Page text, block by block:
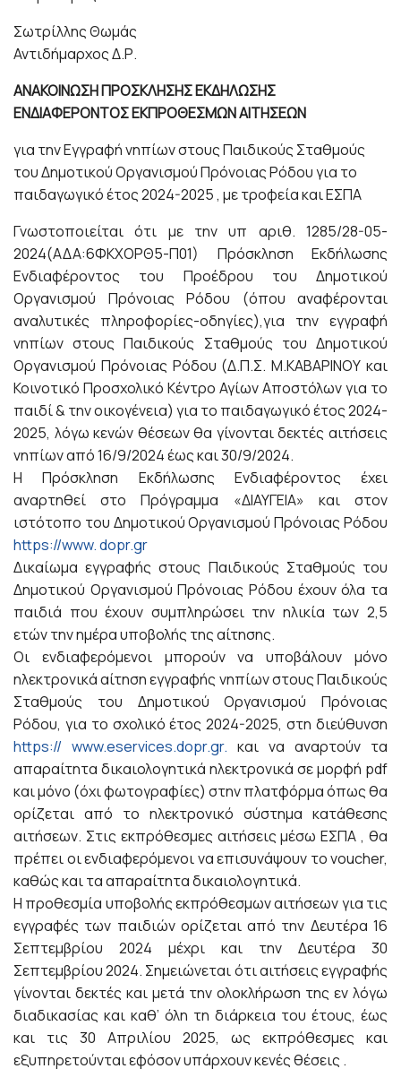
Σωτρίλλης Θωμάς
Αντιδήμαρχος Δ.Ρ.
ΑΝΑΚΟΙΝΩΣΗ ΠΡΟΣΚΛΗΣΗΣ ΕΚΔΗΛΩΣΗΣ
ΕΝΔΙΑΦΕΡΟΝΤΟΣ ΕΚΠΡΟΘΕΣΜΩΝ ΑΙΤΗΣΕΩΝ
για την Εγγραφή νηπίων στους Παιδικούς Σταθμούς
του Δημοτικού Οργανισμού Πρόνοιας Ρόδου για το
παιδαγωγικό έτος 2024-2025 , με τροφεία και ΕΣΠΑ
Γνωστοποιείται ότι με την υπ αριθ. 1285/28-05-
2024(ΑΔΑ:6ΦΚΧΟΡΘ5-Π01) Πρόσκληση Εκδήλωσης
Ενδιαφέροντος του Προέδρου του Δημοτικού
Οργανισμού Πρόνοιας Ρόδου (όπου αναφέρονται
αναλυτικές πληροφορίες-οδηγίες),για την εγγραφή
νηπίων στους Παιδικούς Σταθμούς του Δημοτικού
Οργανισμού Πρόνοιας Ρόδου (Δ.Π.Σ. Μ.ΚΑΒΑΡΙΝΟΥ και
Κοινοτικό Προσχολικό Κέντρο Αγίων Αποστόλων για το
παιδί & την οικογένεια) για το παιδαγωγικό έτος 2024-
2025, λόγω κενών θέσεων θα γίνονται δεκτές αιτήσεις
νηπίων από 16/9/2024 έως και 30/9/2024.
Η Πρόσκληση Εκδήλωσης Ενδιαφέροντος έχει
αναρτηθεί στο Πρόγραμμα «ΔΙΑΥΓΕΙΑ» και στον
ιστότοπο του Δημοτικού Οργανισμού Πρόνοιας Ρόδου
https://www. dopr.gr
Δικαίωμα εγγραφής στους Παιδικούς Σταθμούς του
Δημοτικού Οργανισμού Πρόνοιας Ρόδου έχουν όλα τα
παιδιά που έχουν συμπληρώσει την ηλικία των 2,5
ετών την ημέρα υποβολής της αίτησης.
Οι ενδιαφερόμενοι μπορούν να υποβάλουν μόνο
ηλεκτρονικά αίτηση εγγραφής νηπίων στους Παιδικούς
Σταθμούς του Δημοτικού Οργανισμού Πρόνοιας
Ρόδου, για το σχολικό έτος 2024-2025, στη διεύθυνση
https:// www.eservices.dopr.gr. και να αναρτούν τα
απαραίτητα δικαιολογητικά ηλεκτρονικά σε μορφή pdf
και μόνο (όχι φωτογραφίες) στην πλατφόρμα όπως θα
ορίζεται από το ηλεκτρονικό σύστημα κατάθεσης
αιτήσεων. Στις εκπρόθεσμες αιτήσεις μέσω ΕΣΠΑ , θα
πρέπει οι ενδιαφερόμενοι να επισυνάψουν το voucher,
καθώς και τα απαραίτητα δικαιολογητικά.
Η προθεσμία υποβολής εκπρόθεσμων αιτήσεων για τις
εγγραφές των παιδιών ορίζεται από την Δευτέρα 16
Σεπτεμβρίου 2024 μέχρι και την Δευτέρα 30
Σεπτεμβρίου 2024. Σημειώνεται ότι αιτήσεις εγγραφής
γίνονται δεκτές και μετά την ολοκλήρωση της εν λόγω
διαδικασίας και καθ’ όλη τη διάρκεια του έτους, έως
και τις 30 Απριλίου 2025, ως εκπρόθεσμες και
εξυπηρετούνται εφόσον υπάρχουν κενές θέσεις .